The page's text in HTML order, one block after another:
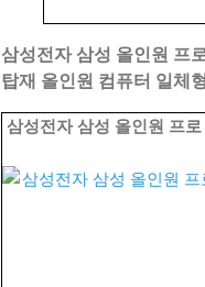
삼성전자 삼성 올인원 프
탑재 올인원 컴퓨터 일체
삼성전자 삼성 올인원 프